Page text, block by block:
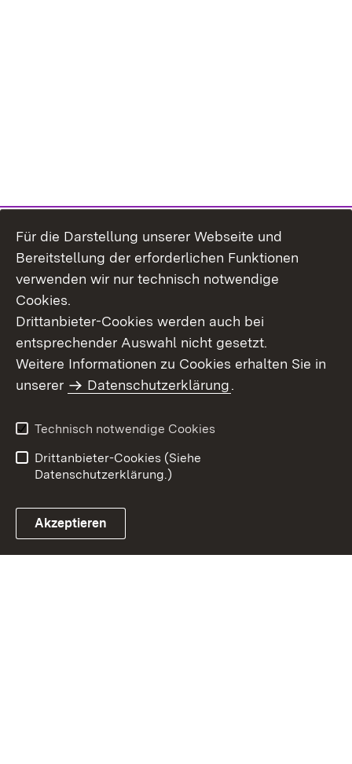
Benutzungshinweise
Erklärung zur
Für die Darstellung unserer Webseite und
Bereitstellung der erforderlichen Funktionen
verwenden wir nur technisch notwendige
Cookies.
Drittanbieter-Cookies werden auch bei
entsprechender Auswahl nicht gesetzt.
Weitere Informationen zu Cookies erhalten Sie in
unserer
Datenschutzerklärung.
Technisch notwendige Cookies
Drittanbieter-Cookies (Siehe
Datenschutzerklärung.)
Akzeptieren